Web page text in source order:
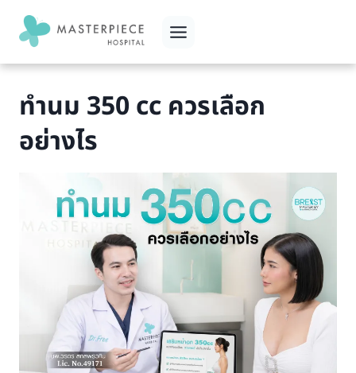
content
ทำนม 350 cc ควรเลือก
อย่างไร